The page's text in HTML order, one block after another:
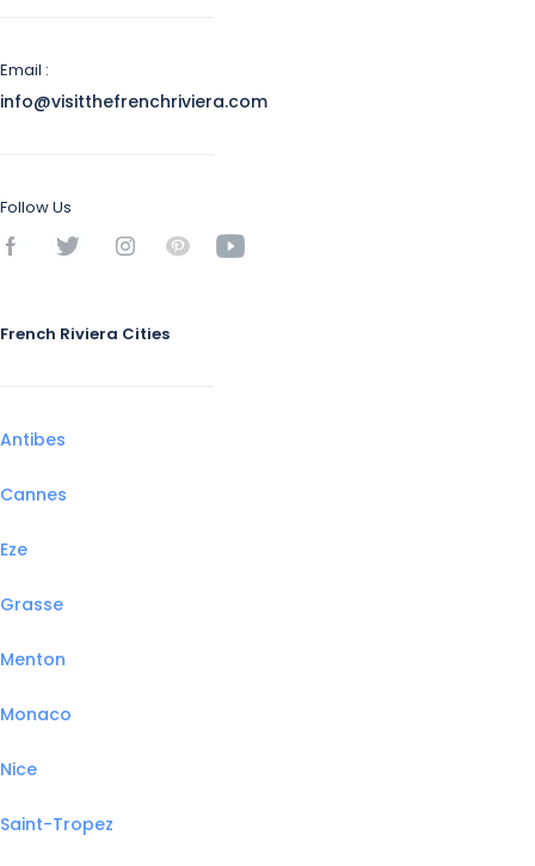
Email :
info@visitthefrenchriviera.com
Follow Us
French Riviera Cities
Antibes
Cannes
Eze
Grasse
Menton
Monaco
Nice
Saint-Tropez